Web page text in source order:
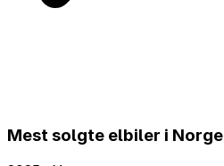
Mest solgte elbiler i Norge